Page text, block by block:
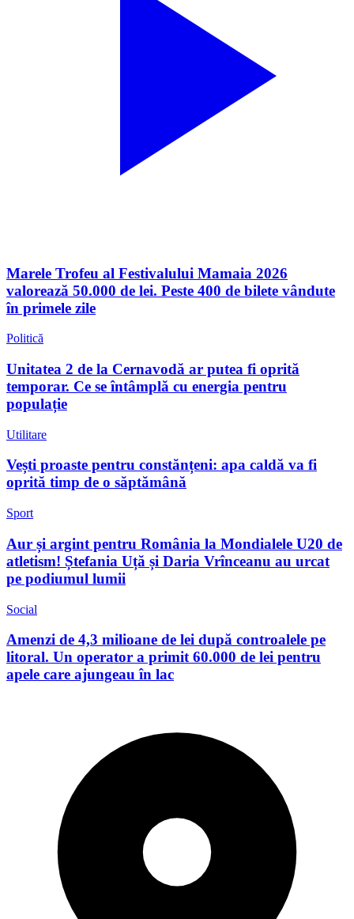
Marele Trofeu al Festivalului Mamaia 2026
valorează 50.000 de lei. Peste 400 de bilete vândute
în primele zile
Politică
Unitatea 2 de la Cernavodă ar putea fi oprită
temporar. Ce se întâmplă cu energia pentru
populație
Utilitare
Vești proaste pentru constănțeni: apa caldă va fi
oprită timp de o săptămână
Sport
Aur și argint pentru România la Mondialele U20 de
atletism! Ștefania Uță și Daria Vrînceanu au urcat
pe podiumul lumii
Social
Amenzi de 4,3 milioane de lei după controalele pe
litoral. Un operator a primit 60.000 de lei pentru
apele care ajungeau în lac